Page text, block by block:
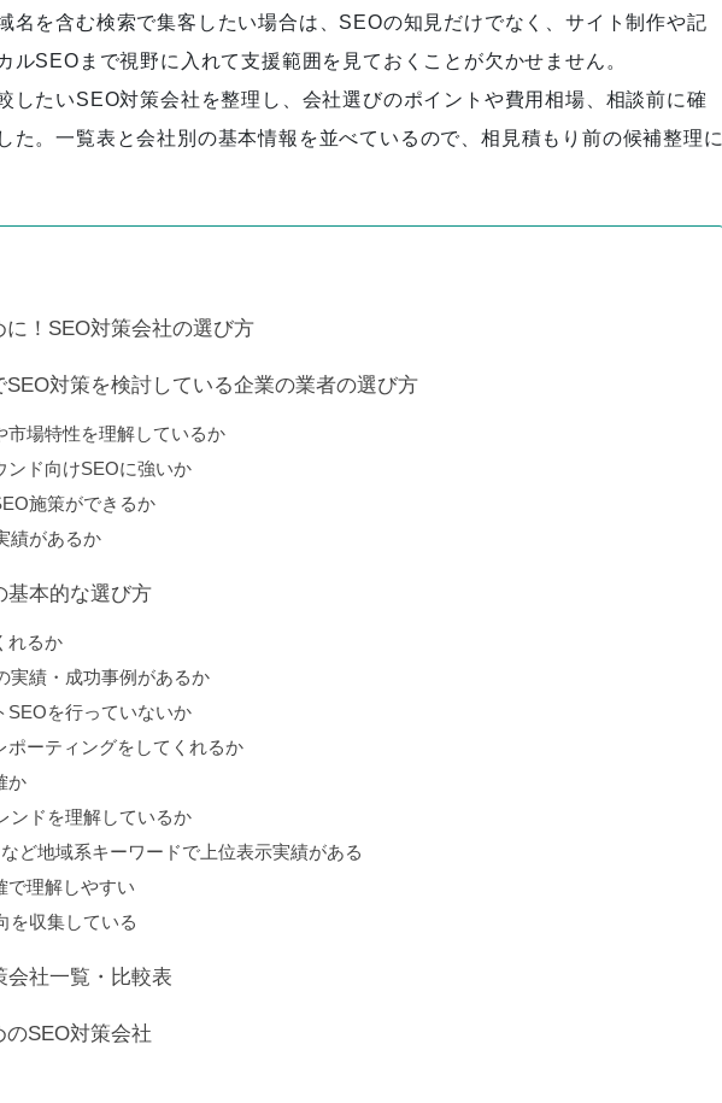
バイブル ランクエス
出版
作戦変更が奏功！その裏にあっ
キーワード分析によ
る
と二人三脚で施策を行
ション数が８倍に上昇
情報を精査・選別した
圧倒的にわかりやすい
ルへ変化
様に弊社を紹介頂きま
ョップのSEO対策12選
名を含む検索で集客したい場合は、SEOの知見だけでなく、サイト制作や記
ルSEOまで視野に入れて支援範囲を見ておくことが欠かせません。
したいSEO対策会社を整理し、会社選びのポイントや費用相場、相談前に確
た。一覧表と会社別の基本情報を並べているので、相見積もり前の候補整理に
に！SEO対策会社の選び方
対策を検討している企業の業者の選び方
市場特性を理解しているか
ンド向けSEOに強いか
施策ができるか
績があるか
基本的な選び方
れるか
実績・成功事例があるか
SEOを行っていないか
ポーティングをしてくれるか
か
ンドを理解しているか
など地域系キーワードで上位表示実績がある
で理解しやすい
を収集している
会社一覧・比較表
SEO対策会社